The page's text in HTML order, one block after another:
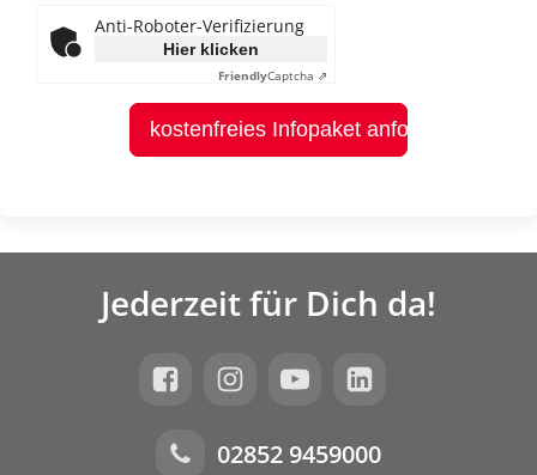
Anti-Roboter-Verifizierung
Hier klicken
FriendlyCaptcha ⇗
kostenfreies Infopaket anfordern
Jederzeit für Dich da!
02852 9459000